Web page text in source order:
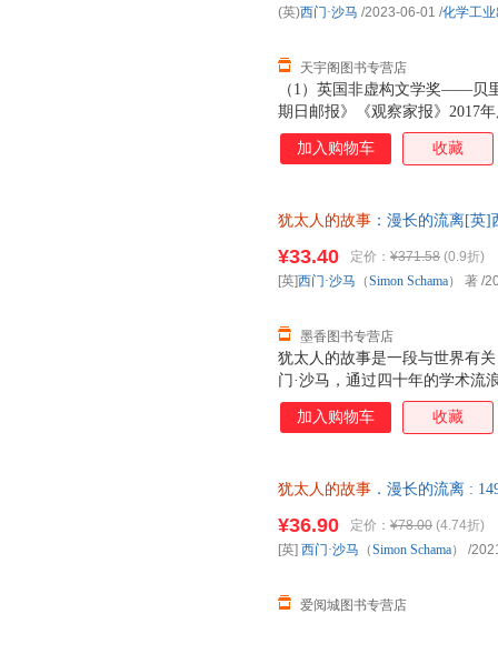
（1）英国非虚构文学奖——贝
期日邮报》《观察家报》2017
协会奖得主、英国重量级历史
（3）犹太课题研究领域里程
教授亲自领队翻译，并做了两
天宇阁图书专营店
(英)西门·沙马 /2023-06-01 /化学工
加入购物车 收藏
犹太人的故事 ：漫长的流离[英]
犹太人的故事是一段与世界有
门·沙马，通过四十年的学术流
开了一幅横跨多个大陆和数个
事”系列著作的第二部，时间跨
历史。 公元70年，随着第二圣
失土去国、背井离乡，犹太人
漫漫流亡路上的一代代犹太人
¥33.40 定价： ¥371.58 (0.9折)
墨香图书专营店
[英]西门·沙马 （Simon Schama） 著 /
加入购物车 收藏
犹太人的故事 ．漫长的流离 :
惠咨询在线客服！
¥36.90 定价： ¥78.00 (4.74折)
爱阅城图书专营店
[英] 西门·沙马 （Simon Schama） /